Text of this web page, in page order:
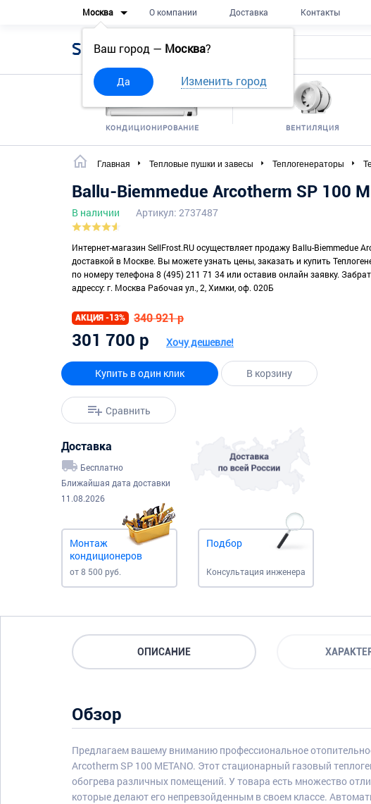
Москва
Ваш город — Москва?
Да Изменить город
О компании Доставка Контакты
SellFrost
КОНДИЦИОНИРОВАНИЕ ВЕНТИЛЯЦИЯ
Главная Тепловые пушки и завесы Теплогенераторы
Ballu-Biemmedue Arcotherm SP 100
В наличии Артикул: 2737487
Интернет-магазин SellFrost.RU осуществляет продажу Ballu-Biemmedue
доставкой в Москве. Вы можете узнать цены, заказать и купить
по номеру телефона 8 (495) 211 71 34 или оставив онлайн заявку.
адрессу: г. Москва Рабочая ул., 2, Химки, оф. 020Б
АКЦИЯ -13% 340 921 р
301 700 р Хочу дешевле!
Купить в один клик В корзину
Сравнить
Доставка
Бесплатно
Ближайшая дата доставки
11.08.2026
Монтаж
кондиционеров
от 8 500 руб.
Подбор
Консультация инженера
ОПИСАНИЕ
Обзор
Предлагаем вашему вниманию профессиональное
Arcotherm SP 100 METANO. Этот стационарный газовый
обогрева различных помещений. У товара есть множество
которые делают его непревзойденным в своем классе.